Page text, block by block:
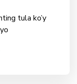
tula ko’y